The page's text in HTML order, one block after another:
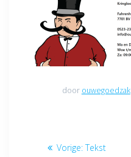
door ouwegoedzak
Bericht
Vorige:Vorig
Tekst